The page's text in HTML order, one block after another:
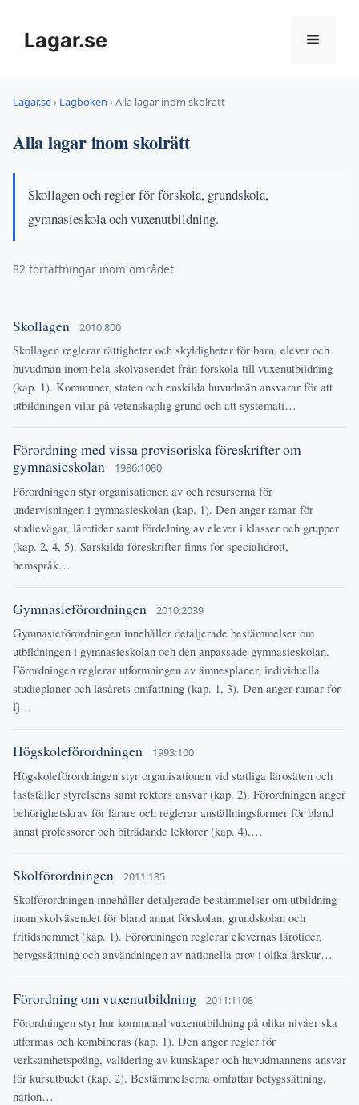
innehållLagar.se Meny
Lagar.se› Lagboken ›Alla lagar inom skolrätt
Alla lagar inom skolrätt
Skollagen och regler för förskola, grundskola,
gymnasieskola och vuxenutbildning.
82 författningar inom området
Skollagen 2010:800
Skollagen reglerar rättigheter och skyldigheter för barn, elever och
huvudmän inom hela skolväsendet från förskola till vuxenutbildning
(kap. 1). Kommuner, staten och enskilda huvudmän ansvarar för att
utbildningen vilar på vetenskaplig grund och att systemati…
Förordning med vissa provisoriska föreskrifter om
gymnasieskolan
1986:1080
Förordningen styr organisationen av och resurserna för
undervisningen i gymnasieskolan (kap. 1). Den anger ramar för
studievägar, lärotider samt fördelning av elever i klasser och grupper
(kap. 2, 4, 5). Särskilda föreskrifter finns för specialidrott,
hemspråk…
Gymnasieförordningen 2010:2039
Gymnasieförordningen innehåller detaljerade bestämmelser om
utbildningen i gymnasieskolan och den anpassade gymnasieskolan.
Förordningen reglerar utformningen av ämnesplaner, individuella
studieplaner och läsårets omfattning (kap. 1, 3). Den anger ramar för
fj…
Högskoleförordningen 1993:100
Högskoleförordningen styr organisationen vid statliga lärosäten och
fastställer styrelsens samt rektors ansvar (kap. 2). Förordningen anger
behörighetskrav för lärare och reglerar anställningsformer för bland
annat professorer och biträdande lektorer (kap. 4).…
Skolförordningen 2011:185
Skolförordningen innehåller detaljerade bestämmelser om utbildning
inom skolväsendet för bland annat förskolan, grundskolan och
fritidshemmet (kap. 1). Förordningen reglerar elevernas lärotider,
betygssättning och användningen av nationella prov i olika årskur…
Förordning om vuxenutbildning 2011:1108
Förordningen styr hur kommunal vuxenutbildning på olika nivåer ska
utformas och kombineras (kap. 1). Den anger regler för
verksamhetspoäng, validering av kunskaper och huvudmannens ansvar
för kursutbudet (kap. 2). Bestämmelserna omfattar betygssättning,
nation…